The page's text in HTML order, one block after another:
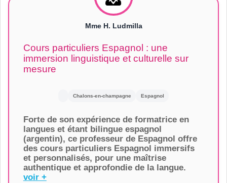
Mme H. Ludmilla
Cours particuliers Espagnol : une
immersion linguistique et culturelle sur
mesure
Chalons-en-champagne Espagnol
Forte de son expérience de formatrice en
langues et étant bilingue espagnol
(argentin), ce professeur de Espagnol offre
des cours particuliers Espagnol immersifs
et personnalisés, pour une maîtrise
authentique et approfondie de la langue.
voir +